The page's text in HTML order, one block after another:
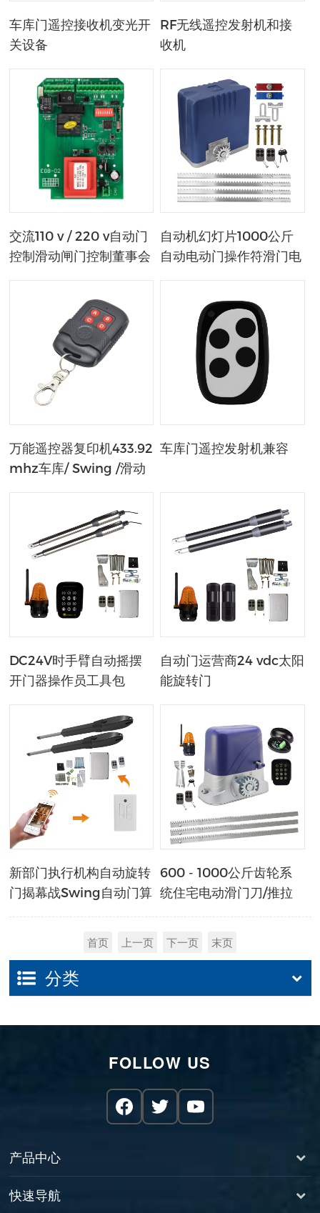
车库门遥控接收机变光开
关设备
RF无线遥控发射机和接
收机
交流110 v / 220 v自动门
控制滑动闸门控制董事会
自动机幻灯片1000公斤
自动电动门操作符滑门电
万能遥控器复印机433.92
mhz车库/ Swing /滑动
车库门遥控发射机兼容
DC24V时手臂自动摇摆
开门器操作员工具包
自动门运营商24 vdc太阳
能旋转门
新部门执行机构自动旋转
门揭幕战Swing自动门算
600 - 1000公斤齿轮系
统住宅电动滑门刀/推拉
首页
上一页 下一页 末页
分类
FOLLOW US
产品中心
快速导航